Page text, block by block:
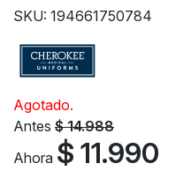
SKU: 194661750784
Agotado.
Antes $ 14.988
Ahora $ 11.990